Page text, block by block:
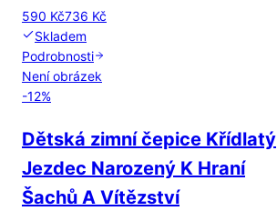
590 Kč736 Kč
Skladem
Podrobnosti
Není obrázek
-12%
Dětská zimní čepice Křídlatý
Jezdec Narozený K Hraní
Šachů A Vítězství